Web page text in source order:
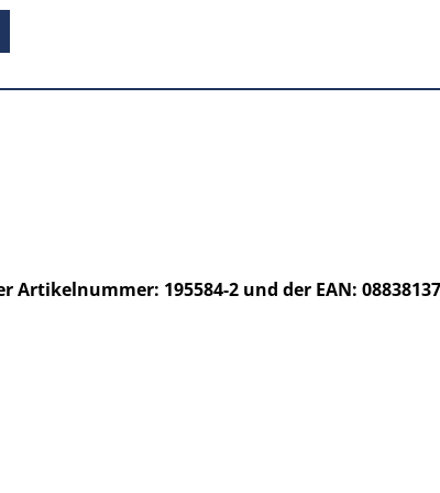
Artikelnummer: 195584-2 und der EAN: